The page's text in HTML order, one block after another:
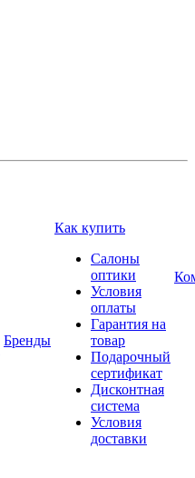
Бренды
Как купить
Салоны
оптики
Условия
оплаты
Гарантия на
товар
Подарочный
сертификат
Дисконтная
система
Условия
доставки